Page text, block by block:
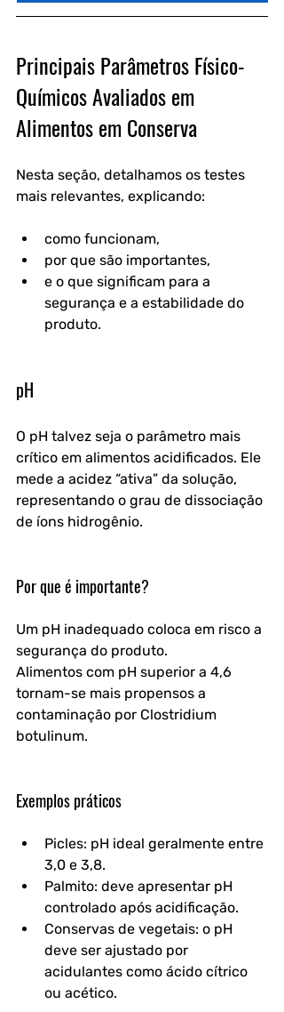
Principais Parâmetros Físico-
Químicos Avaliados em
Alimentos em Conserva
Nesta seção, detalhamos os testes
mais relevantes, explicando:
como funcionam,
por que são importantes,
e o que significam para a
segurança e a estabilidade do
produto.
pH
O pH talvez seja o parâmetro mais
crítico em alimentos acidificados. Ele
mede a acidez “ativa” da solução,
representando o grau de dissociação
de íons hidrogênio.
Por que é importante?
Um pH inadequado coloca em risco a
segurança do produto.
Alimentos com pH superior a 4,6
tornam-se mais propensos a
contaminação por Clostridium
botulinum.
Exemplos práticos
Picles: pH ideal geralmente entre
3,0 e 3,8.
Palmito: deve apresentar pH
controlado após acidificação.
Conservas de vegetais: o pH
deve ser ajustado por
acidulantes como ácido cítrico
ou acético.